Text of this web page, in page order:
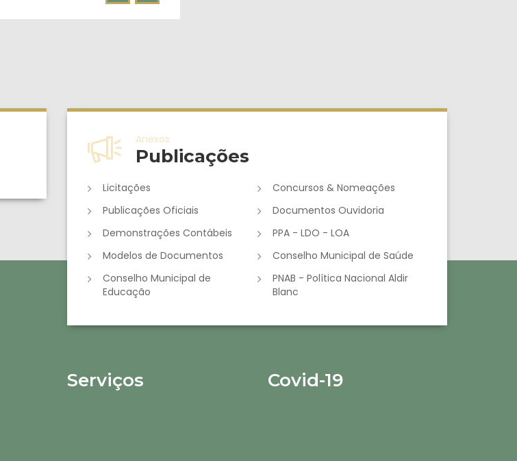
Anexos
Publicações
Licitações
Concursos & Nomeações
Publicações Oficiais
Documentos Ouvidoria
Demonstrações Contábeis
PPA - LDO - LOA
Modelos de Documentos
Conselho Municipal de Saúde
Conselho Municipal de
Educação
PNAB - Política Nacional Aldir
Blanc
Serviços Covid-19